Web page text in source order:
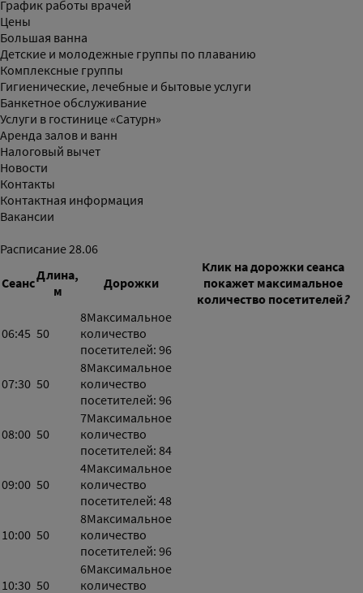
График работы врачей
Цены
Большая ванна
Детские и молодежные группы по плаванию
Комплексные группы
Гигиенические, лечебные и бытовые услуги
Банкетное обслуживание
Услуги в гостинице «Сатурн»
Аренда залов и ванн
Налоговый вычет
Новости
Контакты
Контактная информация
Вакансии
Расписание28.06
СеансДлина,
м
Дорожки
Клик на дорожки сеанса
покажет максимальное
количество посетителей?
06:45 50
8Максимальное
количество
посетителей: 96
07:30 50
8Максимальное
количество
посетителей: 96
08:00 50
7Максимальное
количество
посетителей: 84
09:00 50
4Максимальное
количество
посетителей: 48
10:00 50
8Максимальное
количество
посетителей: 96
10:30 50
6Максимальное
количество